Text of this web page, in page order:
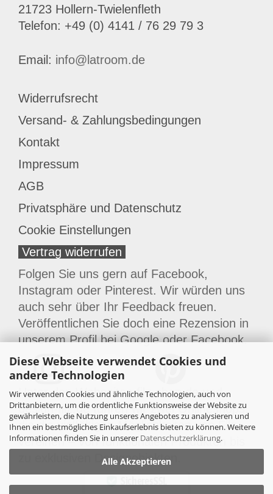
Diese Webseite verwendet Cookies und
andere Technologien
Wir verwenden Cookies und ähnliche Technologien, auch von
Drittanbietern, um die ordentliche Funktionsweise der Website zu
gewährleisten, die Nutzung unseres Angebotes zu analysieren und
Ihnen ein bestmögliches Einkaufserlebnis bieten zu können. Weitere
Informationen finden Sie in unserer Datenschutzerklärung.
Alle Akzeptieren
21723 Hollern-Twielenfleth
Telefon: +49 (0) 4141 / 76 29 79 3
Email: info@latroom.de
Widerrufsrecht
Versand- & Zahlungsbedingungen
Kontakt
Impressum
AGB
Privatsphäre und Datenschutz
Cookie Einstellungen
Vertrag widerrufen
Folgen Sie uns gern auf Facebook,
Instagram oder Pinterest. Wir würden uns
auch sehr über Ihr Feedback freuen.
Veröffentlichen Sie doch eine Rezension in
unserem Profil beiGoogleoderFacebook.
Unter den Webseiten filz-shop.de und
design-filz.de führen wir zwei Onlineshops,
die die vielfältigen Möglichkeiten von Filz
vereinen – von funktionalen Produkten bis
zu exklusiven Designobjekten.